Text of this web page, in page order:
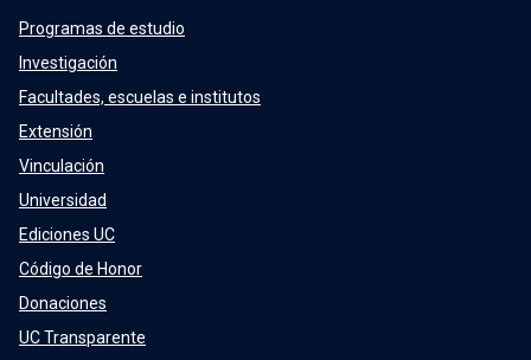
Programas de estudio
Investigación
Facultades, escuelas e institutos
Extensión
Vinculación
Universidad
Ediciones UC
Código de Honor
Donaciones
UC Transparente